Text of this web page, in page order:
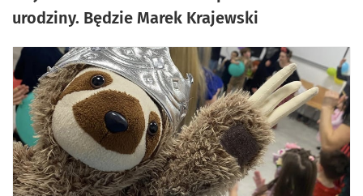
urodziny. Będzie Marek Krajewski